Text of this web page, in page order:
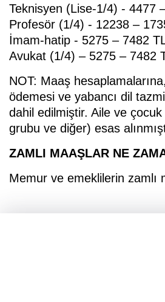
Teknisyen (Lise-1/4) - 4477
Profesör (1/4) - 12238 –
İmam-hatip - 5275 – 7482
Avukat (1/4) – 5275 – 7482
NOT: Maaş
ödemesi ve yabancı dil
dahil edilmiştir. Aile ve
grubu ve diğer) esas
ZAMLI MAAŞLAR NE
Memur ve emeklilerin zamlı